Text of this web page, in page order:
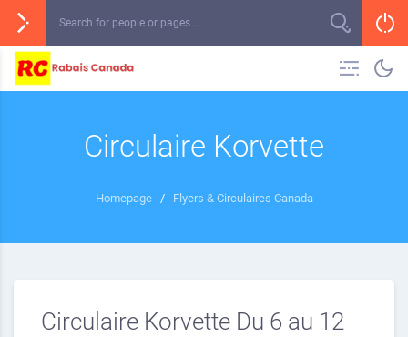
Circulaire Korvette
Homepage / Flyers & Circulaires Canada
Circulaire Korvette Du 6 au 12